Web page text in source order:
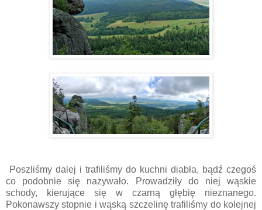
Poszliśmy dalej i trafiliśmy do kuchni diabła, bądź czegoś
co podobnie się nazywało. Prowadziły do niej wąskie
schody, kierujące się w czarną głębię nieznanego.
Pokonawszy stopnie i wąską szczelinę trafiliśmy do kolejnej